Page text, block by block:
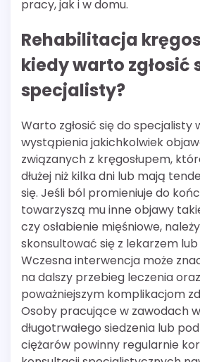
pracy, jak i w domu.
Rehabilitacja
kiedy warto zgłosić
specjalisty?
Warto zgłosić się do specjalisty
wystąpienia jakichkolwiek
związanych z kręgosłupem,
dłużej niż kilka dni lub mają
się. Jeśli ból promieniuje do
towarzyszą mu inne objawy
czy osłabienie mięśniowe,
skonsultować się z lekarzem
Wczesna interwencja może
na dalszy przebieg leczenia
poważniejszym komplikacjom
Osoby pracujące w zawodach
długotrwałego siedzenia lub
ciężarów powinny regularnie